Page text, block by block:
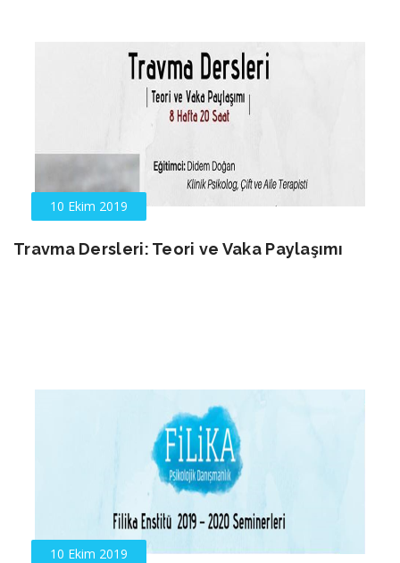
10 Ekim 2019
Travma Dersleri: Teori ve Vaka Paylaşımı
10 Ekim 2019